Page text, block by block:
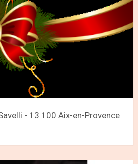
- 13 100 Aix-en-Provence